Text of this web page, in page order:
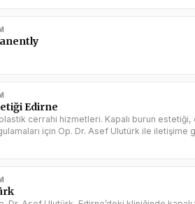
Edirne
cerrahi hizmetleri. Kapalı burun
için Op. Dr. Asef Ulutürk ile iletişime